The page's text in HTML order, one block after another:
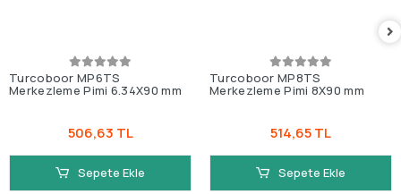
Turcoboor MP6TS
Merkezleme Pimi 6.34X90 mm
506,63 TL
Sepete Ekle
Turcoboor MP8TS
Merkezleme Pimi 8X90 mm
514,65 TL
Sepete Ekle